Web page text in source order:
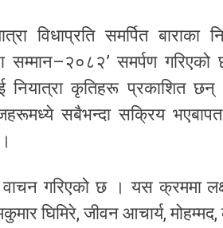
विधाप्रति समर्पित बाराका
सम्मान–२०८२’ समर्पण गरिएको
नियात्रा कृतिहरू प्रकाशित
सबैभन्दा सक्रिय भएबापत
वाचन गरिएको छ । यस क्रममा
घिमिरे, जीवन आचार्य,